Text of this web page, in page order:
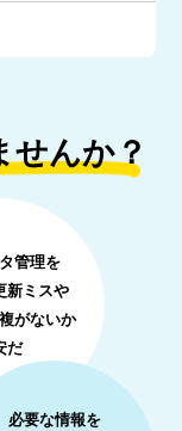
せんか？
管理を
新ミスや
がないか
だ
必要な情報を